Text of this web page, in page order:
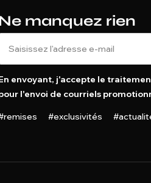
manquez rien
envoyant, j'accepte le
l'envoi de courriels
#exclusivités